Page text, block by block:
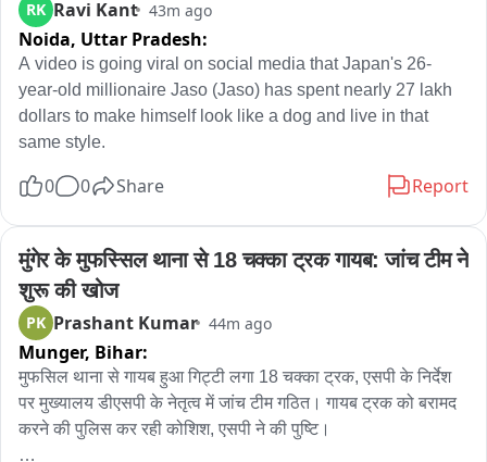
RK Ravi Kant 43m ago
Noida, Uttar Pradesh:
A video is going viral on social media that Japan's 26-
year-old millionaire Jaso (Jaso) has spent nearly 27 lakh
dollars to make himself look like a dog and live in that
same style.
0 0 Share Report
मुंगेर के मुफस्सिल थाना से 18 चक्का ट्रक गायब: जांच टीम ने
शुरू की खोज
PK Prashant Kumar 44m ago
Munger, Bihar:
मुफसिल थाना से गायब हुआ गिट्टी लगा 18 चक्का ट्रक, एसपी के निर्देश
पर मुख्यालय डीएसपी के नेतृत्व में जांच टीम गठित। गायब ट्रक को बरामद
करने की पुलिस कर रही कोशिश, एसपी ने की पुष्टि।